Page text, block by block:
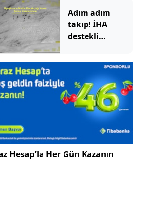
Adım adım
takip! İHA
destekli
kilolarca
uyuşturucu ele
geçirildi
Hesap’la Her Gün Kazanın